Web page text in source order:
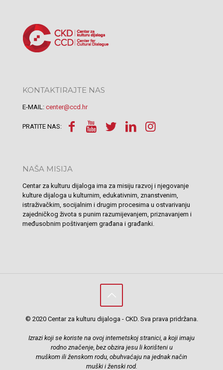
KONTAKTIRAJTE NAS
E-MAIL: center@ccd.hr
PRATITE NAS:
NAŠA MISIJA
Centar za kulturu dijaloga ima za misiju razvoj i njegovanje
kulture dijaloga u kulturnim, edukativnim, znanstvenim,
istraživačkim, socijalnim i drugim procesima u ostvarivanju
zajedničkog života s punim razumijevanjem, priznavanjem i
međusobnim poštivanjem građana i građanki.
© 2020 Centar za kulturu dijaloga - CKD. Sva prava pridržana.
Izrazi koji se koriste na ovoj internetskoj stranici, a koji imaju
rodno značenje, bez obzira jesu li korišteni u
muškom ili ženskom rodu, obuhvaćaju na jednak način
muški i ženski rod.